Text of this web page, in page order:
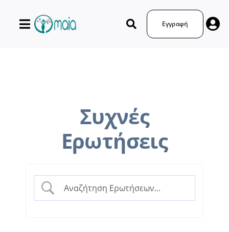
Εγγραφή
Συχνές
Ερωτήσεις